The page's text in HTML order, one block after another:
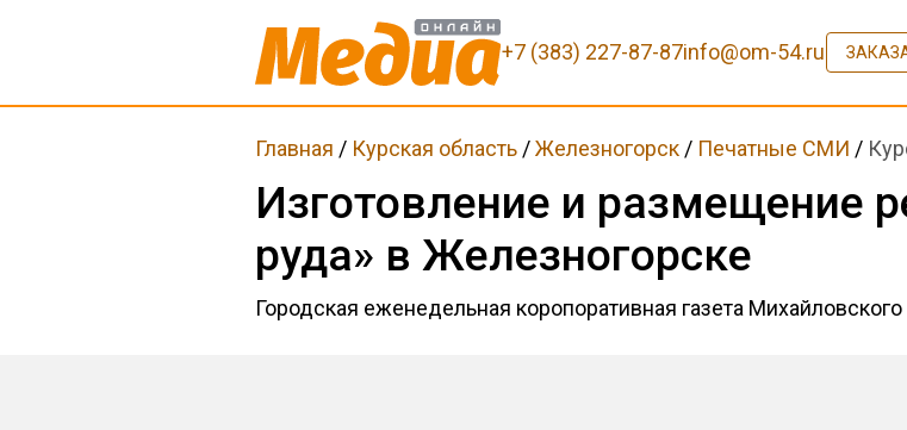
+7 (383) 227-87-87info@om-54.ru
Главная / Курская область/Железногорск/ Печатные СМИ /
Изготовление и размещение
руда» в Железногорске
Городская еженедельная коропоративная газета Михайловского